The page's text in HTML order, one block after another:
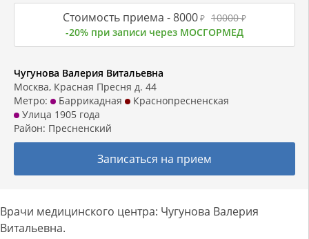
Стоимость приема -8000₽ 10000₽
-20% при записи через МОСГОРМЕД
Чугунова Валерия Витальевна
Москва, Красная Пресня д. 44
Метро:
Баррикадная
Краснопресненская
Улица 1905 года
Район: Пресненский
Записаться на прием
Врачи медицинского центра: Чугунова Валерия
Витальевна.